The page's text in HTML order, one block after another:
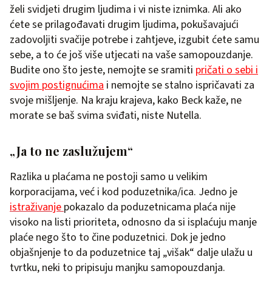
želi svidjeti drugim ljudima i vi niste iznimka. Ali ako
ćete se prilagođavati drugim ljudima, pokušavajući
zadovoljiti svačije potrebe i zahtjeve, izgubit ćete samu
sebe, a to će još više utjecati na vaše samopouzdanje.
Budite ono što jeste, nemojte se sramiti pričati o sebi i
svojim postignućima i nemojte se stalno ispričavati za
svoje mišljenje. Na kraju krajeva, kako Beck kaže, ne
morate se baš svima sviđati, niste Nutella.
„Ja to ne zaslužujem“
Razlika u plaćama ne postoji samo u velikim
korporacijama, već i kod poduzetnika/ica. Jedno je
istraživanje pokazalo da poduzetnicama plaća nije
visoko na listi prioriteta, odnosno da si isplaćuju manje
plaće nego što to čine poduzetnici. Dok je jedno
objašnjenje to da poduzetnice taj „višak“ dalje ulažu u
tvrtku, neki to pripisuju manjku samopouzdanja.